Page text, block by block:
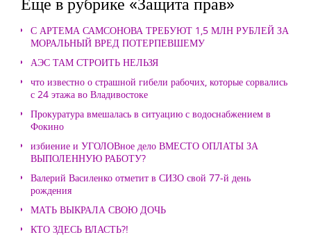
С АРТЕМА САМСОНОВА ТРЕБУЮТ 1,5 МЛН РУБЛЕЙ ЗА
МОРАЛЬНЫЙ ВРЕД ПОТЕРПЕВШЕМУ
АЭС ТАМ СТРОИТЬ НЕЛЬЗЯ
что известно о страшной гибели рабочих, которые сорвались
с 24 этажа во Владивостоке
Прокуратура вмешалась в ситуацию с водоснабжением в
Фокино
избиение и УГОЛОВное дело ВМЕСТО ОПЛАТЫ ЗА
ВЫПОЛЕННУЮ РАБОТУ?
Валерий Василенко отметит в СИЗО свой 77-й день
рождения
МАТЬ ВЫКРАЛА СВОЮ ДОЧЬ
КТО ЗДЕСЬ ВЛАСТЬ?!